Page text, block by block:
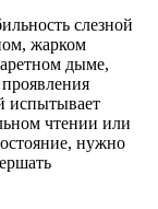
слезной
жарком
дыме,
испытывает
чтении или
нужно